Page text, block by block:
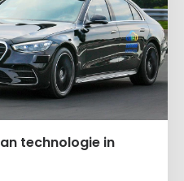
technologie in